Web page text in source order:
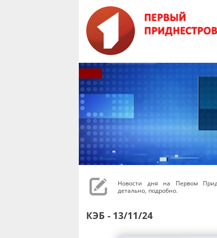
Новости дня на Первом
детально, подробно.
КЭБ - 13/11/24